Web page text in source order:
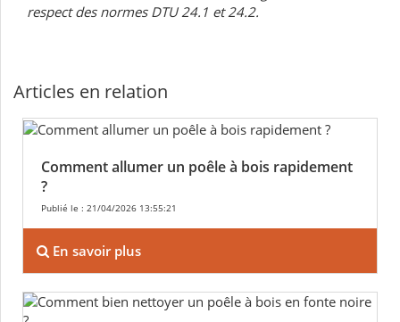
respect des normes DTU 24.1 et 24.2.
Articles en relation
Comment allumer un poêle à bois rapidement
?
Publié le : 21/04/2026 13:55:21
En savoir plus